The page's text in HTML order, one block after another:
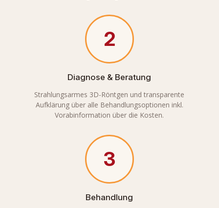
2
Diagnose & Beratung
Strahlungsarmes 3D-Röntgen und transparente
Aufklärung über alle Behandlungsoptionen inkl.
Vorabinformation über die Kosten.
3
Behandlung